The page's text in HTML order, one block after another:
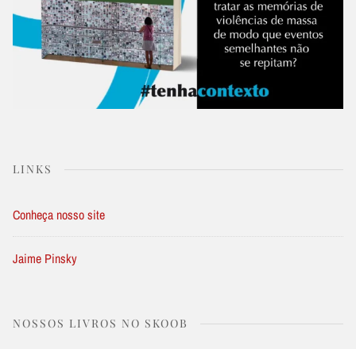
LINKS
Conheça nosso site
Jaime Pinsky
NOSSOS LIVROS NO SKOOB